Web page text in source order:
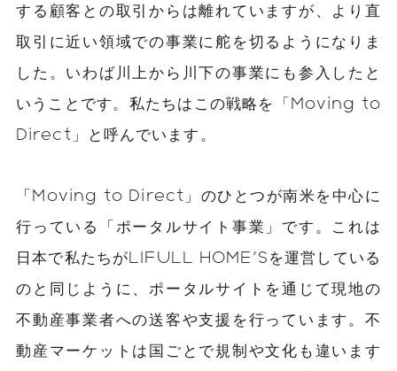
する顧客との取引からは離れていますが、より直
取引に近い領域での事業に舵を切るようになりま
した。いわば川上から川下の事業にも参入したと
いうことです。私たちはこの戦略を「Moving to
Direct」と呼んでいます。
「Moving to Direct」のひとつが南米を中心に
行っている「ポータルサイト事業」です。これは
日本で私たちがLIFULL HOME'Sを運営している
のと同じように、ポータルサイトを通じて現地の
不動産事業者への送客や支援を行っています。不
動産マーケットは国ごとで規制や文化も違います